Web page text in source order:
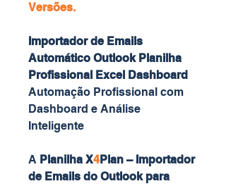
Versões.
Importador de Emails
Automático Outlook Planilha
Profissional Excel Dashboard
Automação Profissional com
Dashboard e Análise
Inteligente
A Planilha X4Plan – Importador
de Emails do Outlook para